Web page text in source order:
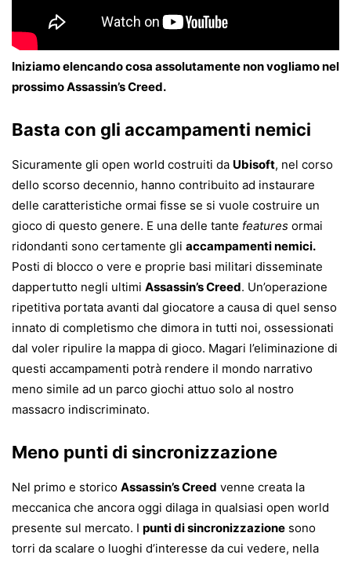
Iniziamo elencando cosa assolutamente non vogliamo nel
prossimo Assassin’s Creed.
Basta con gli accampamenti nemici
Sicuramente gli open world costruiti da Ubisoft, nel corso
dello scorso decennio, hanno contribuito ad instaurare
delle caratteristiche ormai fisse se si vuole costruire un
gioco di questo genere. E una delle tante features ormai
ridondanti sono certamente gli accampamenti nemici.
Posti di blocco o vere e proprie basi militari disseminate
dappertutto negli ultimi Assassin’s Creed. Un’operazione
ripetitiva portata avanti dal giocatore a causa di quel senso
innato di completismo che dimora in tutti noi, ossessionati
dal voler ripulire la mappa di gioco. Magari l’eliminazione di
questi accampamenti potrà rendere il mondo narrativo
meno simile ad un parco giochi attuo solo al nostro
massacro indiscriminato.
Meno punti di sincronizzazione
Nel primo e storico Assassin’s Creed venne creata la
meccanica che ancora oggi dilaga in qualsiasi open world
presente sul mercato. I punti di sincronizzazione sono
torri da scalare o luoghi d’interesse da cui vedere, nella